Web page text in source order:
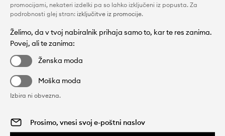
promocijami, nekateri izdelki pa so lahko izključeni iz popusta. Za
podrobnosti glej stran: izključitve iz promocije.
Želimo, da v tvoj nabiralnik prihaja samo to, kar te res zanima.
Povej, ali te zanima:
Ženska moda
Moška moda
Izbira ni obvezna.